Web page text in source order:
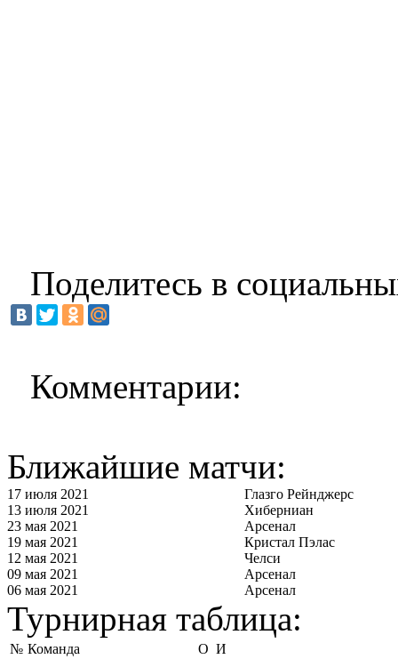
Поделитесь в
Комментарии:
Ближайшие матчи:
17 июля 2021
Глазго Рейнджерс
13 июля 2021
Хиберниан
23 мая 2021
Арсенал
19 мая 2021
Кристал Пэлас
12 мая 2021
Челси
09 мая 2021
Арсенал
06 мая 2021
Арсенал
Турнирная таблица:
№ Команда О И